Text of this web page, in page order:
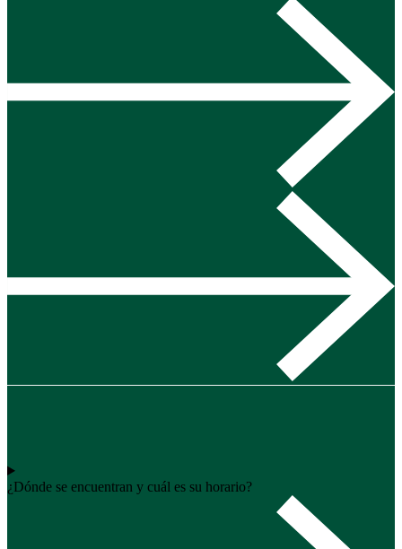
¿Dónde se encuentran y cuál es su horario?